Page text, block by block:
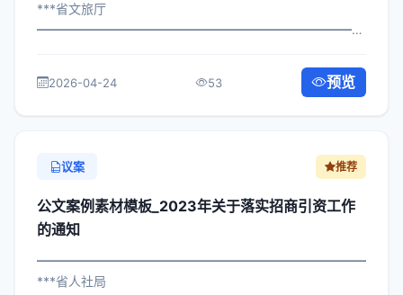
***省文旅厅
直属机构： 为深入贯彻落实习近平总书...
2026-04-24 53 预览
议案 推荐
公文案例素材模板_2023年关于落实招商引资工作
的通知
***省人社局